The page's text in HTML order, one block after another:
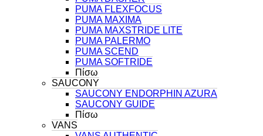
PUMA FLEXFOCUS
PUMA MAXIMA
PUMA MAXSTRIDE LITE
PUMA PALERMO
PUMA SCEND
PUMA SOFTRIDE
Πίσω
SAUCONY
SAUCONY ENDORPHIN AZURA
SAUCONY GUIDE
Πίσω
VANS